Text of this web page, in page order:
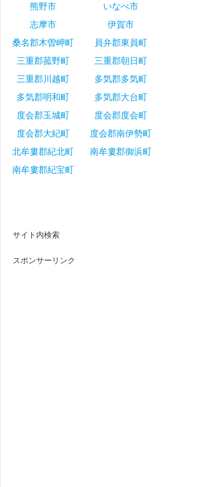
熊野市
いなべ市
志摩市
伊賀市
桑名郡木曽岬町
員弁郡東員町
三重郡菰野町
三重郡朝日町
三重郡川越町
多気郡多気町
多気郡明和町
多気郡大台町
度会郡玉城町
度会郡度会町
度会郡大紀町
度会郡南伊勢町
北牟婁郡紀北町
南牟婁郡御浜町
南牟婁郡紀宝町
サイト内検索
スポンサーリンク